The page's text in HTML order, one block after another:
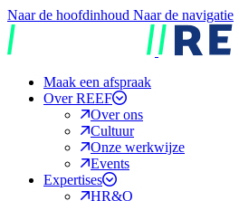
Naar de hoofdinhoud Naar de navigatie
Maak een afspraak
Over REEF
Over ons
Cultuur
Onze werkwijze
Events
Expertises
HR&O